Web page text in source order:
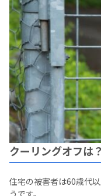
クーリングオフは？
住宅の被害者は60歳代